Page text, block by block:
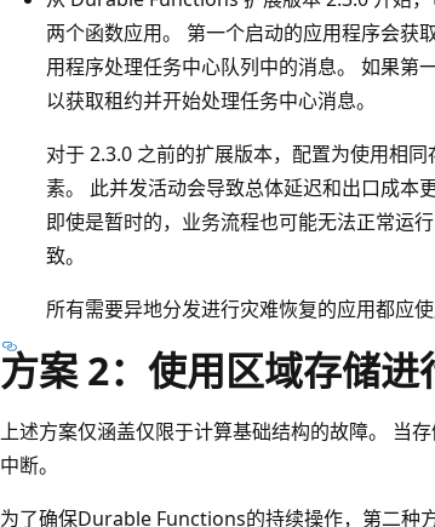
两个函数应用。 第一个启动的应用程序会获
用程序处理任务中心队列中的消息。 如果第
以获取租约并开始处理任务中心消息。
对于 2.3.0 之前的扩展版本，配置为使用相
素。 此并发活动会导致总体延迟和出口成本
即使是暂时的，业务流程也可能无法正常运
致。
所有需要异地分发进行灾难恢复的应用都应
方案 2：使用区域存储
上述方案仅涵盖仅限于计算基础结构的故障。 当
中断。
为了确保Durable Functions的持续操作，第二种